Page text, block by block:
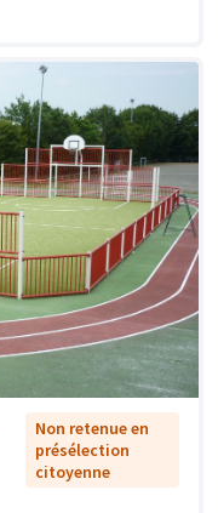
Non retenue en
présélection
citoyenne